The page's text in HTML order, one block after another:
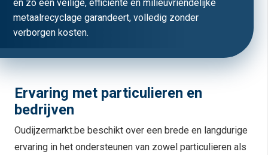
en zo een veilige, efficiënte en milieuvriendelijke
metaalrecyclage garandeert, volledig zonder
verborgen kosten.
Ervaring met particulieren en
bedrijven
Oudijzermarkt.be beschikt over een brede en langdurige
ervaring in het ondersteunen van zowel particulieren als